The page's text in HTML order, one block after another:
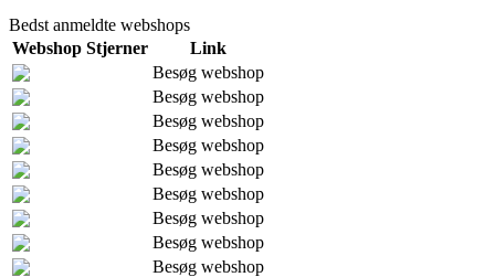
Bedst anmeldte webshops
Webshop Stjerner
Link
Besøg webshop
Besøg webshop
Besøg webshop
Besøg webshop
Besøg webshop
Besøg webshop
Besøg webshop
Besøg webshop
Besøg webshop